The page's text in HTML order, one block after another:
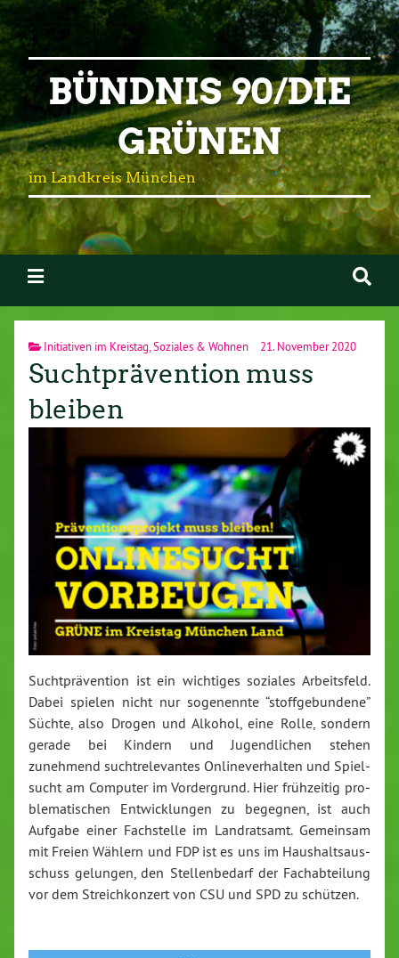
BÜNDNIS 90/DIE
GRÜNEN
im Landkreis München
Initiativen im Kreistag,Soziales & Wohnen 21. November 2020
Suchtprävention muss
bleiben
Sucht­prä­ven­ti­on ist ein wichtiges soziales Ar­beits­feld.
Dabei spielen nicht nur so­ge­nenn­te “stoff­ge­bun­de­ne”
Süchte, also Drogen und Alkohol, eine Rolle, sondern
gerade bei Kindern und Ju­gend­li­chen stehen
zunehmend sucht­re­le­van­tes On­line­ver­hal­ten und Spiel­
sucht am Computer im Vor­der­grund. Hier früh­zei­tig pro­
ble­ma­ti­schen Ent­wick­lun­gen zu begegnen, ist auch
Aufgabe einer Fach­stel­le im Land­rats­amt. Gemeinsam
mit Freien Wählern und FDP ist es uns im Haus­halts­aus­
schuss gelungen, den Stel­len­be­darf der Fach­ab­tei­lung
vor dem Streich­kon­zert von CSU und SPD zu schützen.